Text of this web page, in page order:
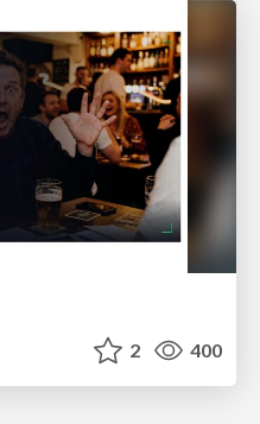
2 400